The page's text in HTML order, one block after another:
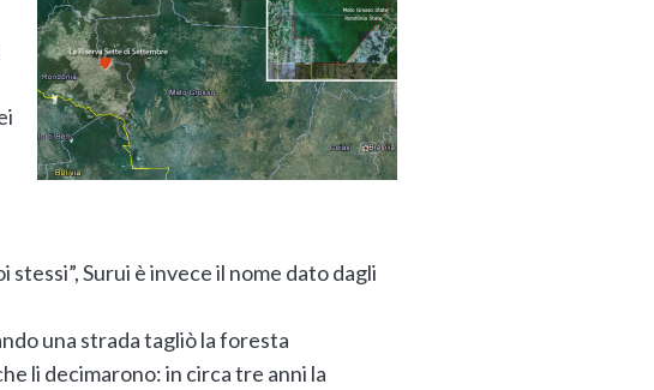
Surui è invece il nome dato dagli
una strada tagliò la foresta
li decimarono: in circa tre anni la